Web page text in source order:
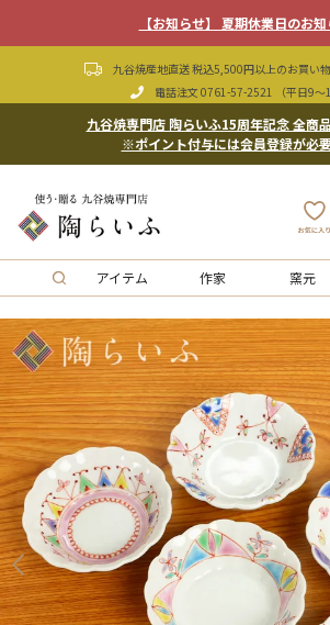
【お知らせ】 夏期休業日のお
九谷焼産地直送 税込5,500円以上のお買い
電話注文 0761-57-2521 （平日9〜
九谷焼専門店 陶らいふ15周年記念 全商
※ポイント付与には会員登録が必要
アイテム 作家 窯元